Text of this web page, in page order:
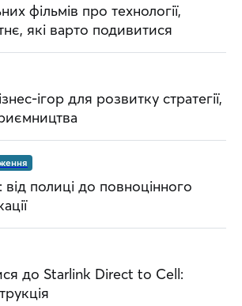
фільмів про технології,
які варто подивитися
ігор для розвитку стратегії,
від полиці до повноцінного
до Starlink Direct to Cell: